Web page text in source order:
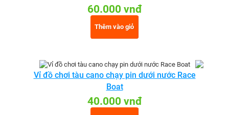
60.000 vnđ
Thêm vào giỏ
Vỉ đồ chơi tàu cano chạy pin dưới nước Race
Boat
40.000 vnđ